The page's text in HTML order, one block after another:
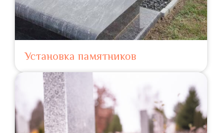
Установка памятников